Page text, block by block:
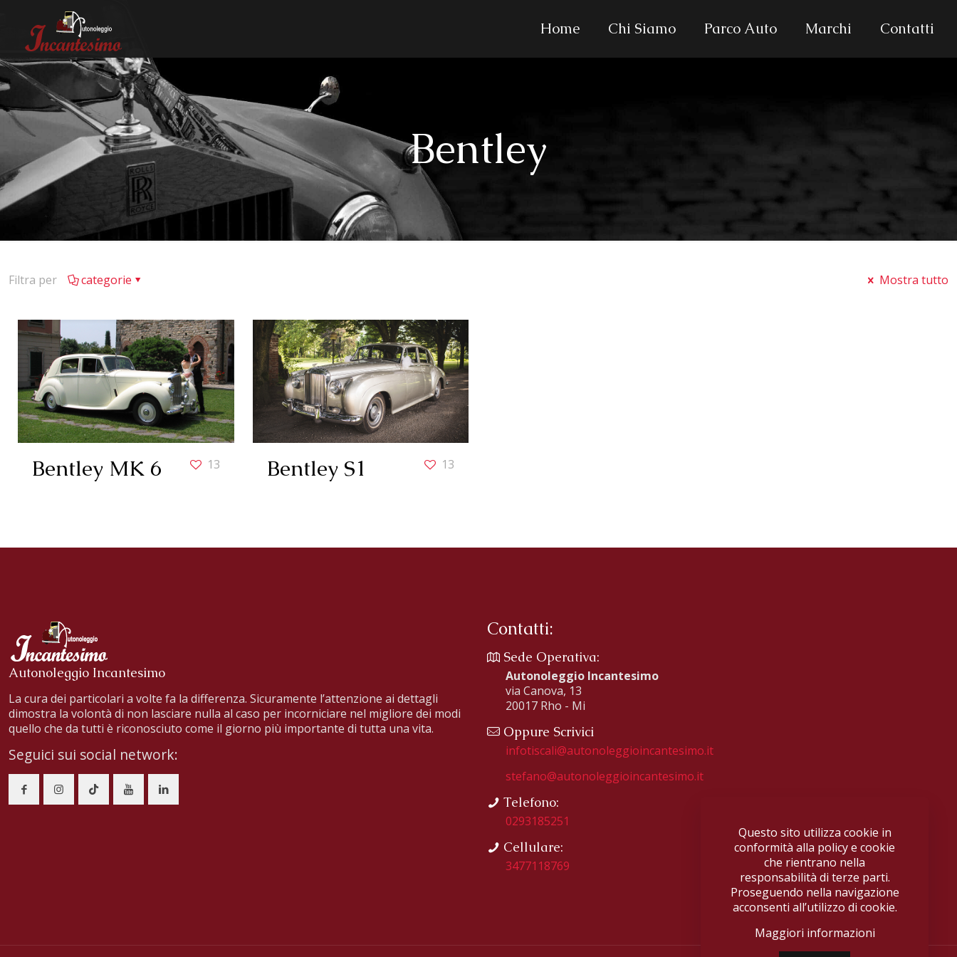
Home Chi Siamo Parco Auto Marchi Contatti
Bentley
Filtra per categorie Mostra tutto
Bentley MK 6 13 Bentley S1 13
Autonoleggio Incantesimo
La cura dei particolari a volte fa la differenza. Sicuramente l’attenzione ai dettagli
dimostra la volontà di non lasciare nulla al caso per incorniciare nel migliore dei modi
quello che da tutti è riconosciuto come il giorno più importante di tutta una vita.
Seguici sui social network:
Contatti:
Sede Operativa:
Autonoleggio Incantesimo
via Canova, 13
20017 Rho - Mi
Oppure Scrivici
infotiscali@autonoleggioincantesimo.it
stefano@autonoleggioincantesimo.it
Telefono:
0293185251
Cellulare:
3477118769
Questo sito utilizza cookie in
conformità alla policy e cookie
che rientrano nella
responsabilità di terze parti.
Proseguendo nella navigazione
acconsenti all’utilizzo di cookie.
Maggiori informazioni